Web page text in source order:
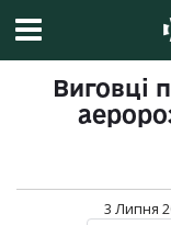
Виговці
3 Липня